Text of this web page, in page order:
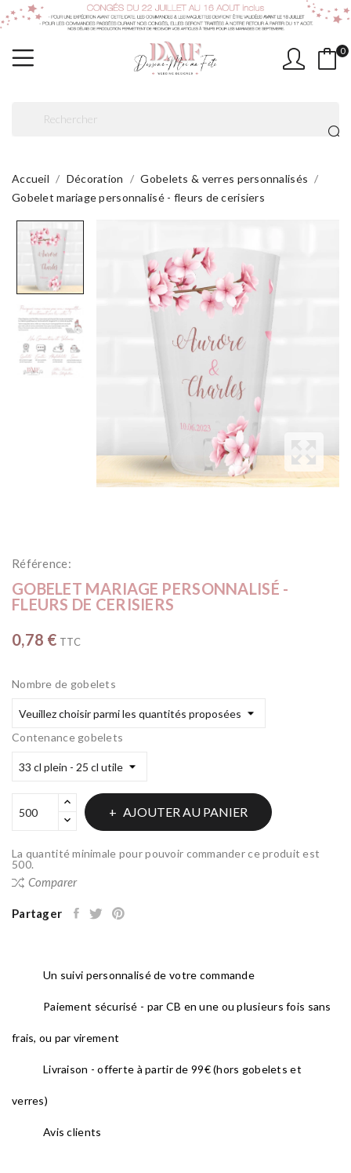
0
Accueil Décoration
Gobelets & verres personnalisés
Gobelet mariage personnalisé - fleurs de cerisiers
Référence:
GOBELET MARIAGE PERSONNALISÉ -
FLEURS DE CERISIERS
0,78 € TTC
Nombre de gobelets
Contenance gobelets
AJOUTER AU PANIER
La quantité minimale pour pouvoir commander ce produit est
500.
Comparer
Partager
Un suivi personnalisé de votre commande
Paiement sécurisé - par CB en une ou plusieurs fois sans
frais, ou par virement
Livraison - offerte à partir de 99€ (hors gobelets et
verres)
Avis clients